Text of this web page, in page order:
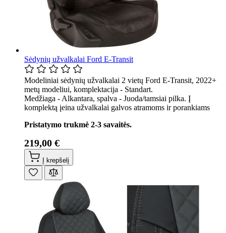
Sėdynių užvalkalai Ford E-Transit
Modeliniai sėdynių užvalkalai 2 vietų Ford E-Transit, 2022+
metų modeliui, komplektacija - Standart.
Medžiaga - Alkantara, spalva - Juoda/tamsiai pilka. Į
komplektą įeina užvalkalai galvos atramoms ir porankiams
Pristatymo trukmė 2-3 savaitės.
219,00 €
Į krepšelį